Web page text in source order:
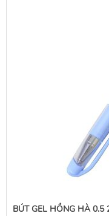
BÚT GEL HỒNG HÀ